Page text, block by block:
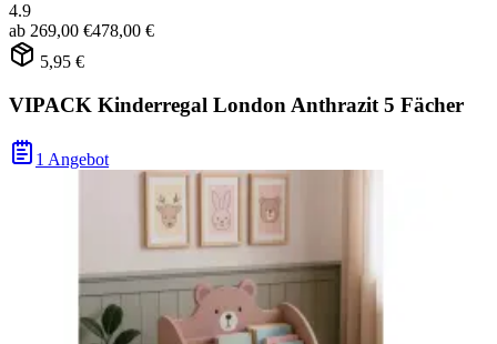
4.9
ab 269,00 €478,00 €
5,95 €
VIPACK Kinderregal London Anthrazit 5 Fächer
1 Angebot